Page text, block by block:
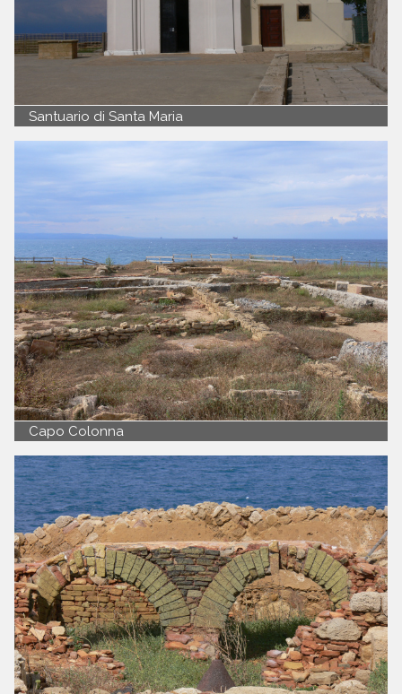
Santuario di Santa Maria
Capo Colonna